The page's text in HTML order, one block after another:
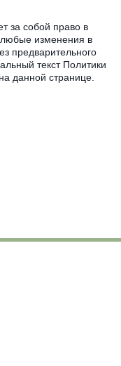
за собой право в
любые изменения в
предварительного
текст Политики
данной странице.